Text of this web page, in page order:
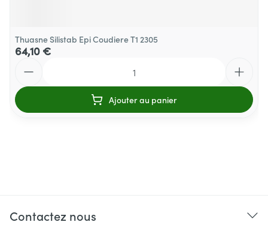
Thuasne Silistab Epi Coudiere T1 2305
64,10 €
Ajouter au panier
Contactez nous